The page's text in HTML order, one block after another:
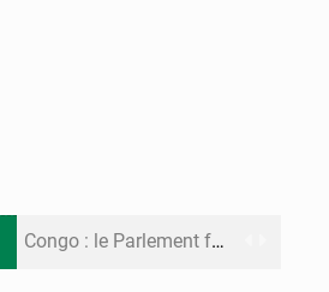
Congo : le Parlement formule 28 recommandations sur le Cadre budgétaire 2027-2029